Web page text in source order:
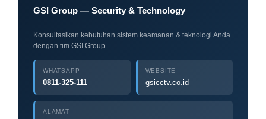
GSI Group — Security & Technology
Konsultasikan kebutuhan sistem keamanan & teknologi Anda
dengan tim GSI Group.
WHATSAPP
0811-325-111
WEBSITE
gsicctv.co.id
ALAMAT